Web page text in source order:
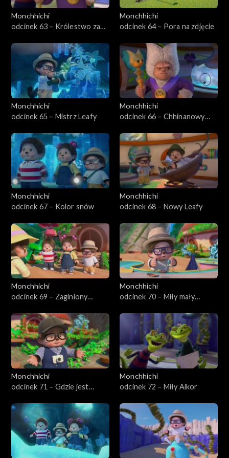
Monchhichi
odcinek 63 – Królestwo za
Monchhichi
odcinek 64 – Pora na zdjęcie
Monchhichi
odcinek 65 – Mistrz Leafy
Monchhichi
odcinek 66 – Chhinanowy
Monchhichi
odcinek 67 – Kolor snów
Monchhichi
odcinek 68 – Nowy Leafy
Monchhichi
odcinek 69 – Zaginiony
Monchhichi
odcinek 70 – Miły mały
Monchhichi
odcinek 71 – Gdzie jest
Monchhichi
odcinek 72 – Miły Aikor